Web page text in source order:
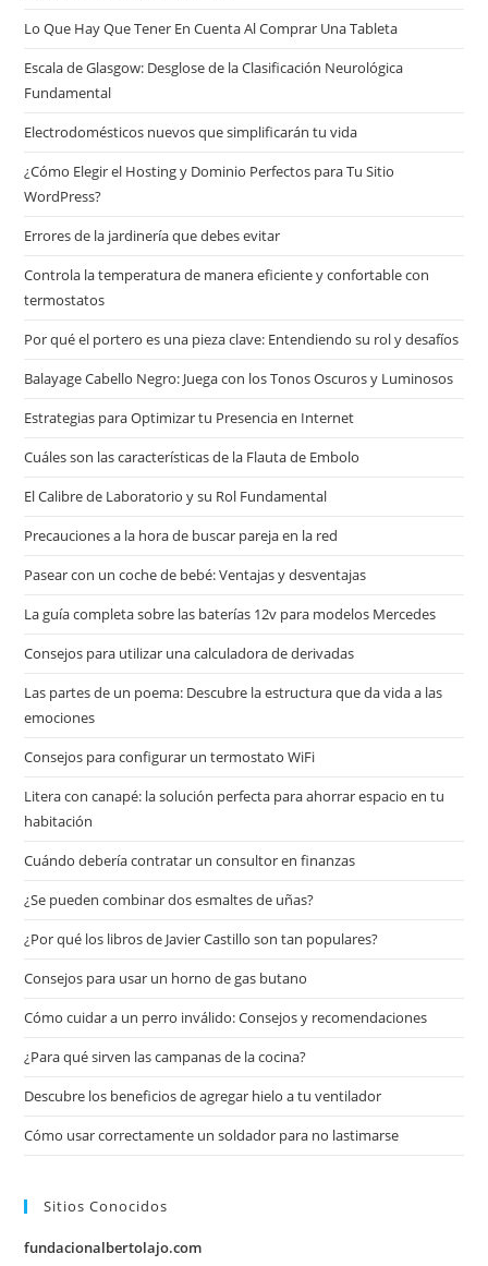
Lo Que Hay Que Tener En Cuenta Al Comprar Una Tableta
Escala de Glasgow: Desglose de la Clasificación Neurológica
Fundamental
Electrodomésticos nuevos que simplificarán tu vida
¿Cómo Elegir el Hosting y Dominio Perfectos para Tu Sitio
WordPress?
Errores de la jardinería que debes evitar
Controla la temperatura de manera eficiente y confortable con
termostatos
Por qué el portero es una pieza clave: Entendiendo su rol y desafíos
Balayage Cabello Negro: Juega con los Tonos Oscuros y Luminosos
Estrategias para Optimizar tu Presencia en Internet
Cuáles son las características de la Flauta de Embolo
El Calibre de Laboratorio y su Rol Fundamental
Precauciones a la hora de buscar pareja en la red
Pasear con un coche de bebé: Ventajas y desventajas
La guía completa sobre las baterías 12v para modelos Mercedes
Consejos para utilizar una calculadora de derivadas
Las partes de un poema: Descubre la estructura que da vida a las
emociones
Consejos para configurar un termostato WiFi
Litera con canapé: la solución perfecta para ahorrar espacio en tu
habitación
Cuándo debería contratar un consultor en finanzas
¿Se pueden combinar dos esmaltes de uñas?
¿Por qué los libros de Javier Castillo son tan populares?
Consejos para usar un horno de gas butano
Cómo cuidar a un perro inválido: Consejos y recomendaciones
¿Para qué sirven las campanas de la cocina?
Descubre los beneficios de agregar hielo a tu ventilador
Cómo usar correctamente un soldador para no lastimarse
Sitios Conocidos
fundacionalbertolajo.com